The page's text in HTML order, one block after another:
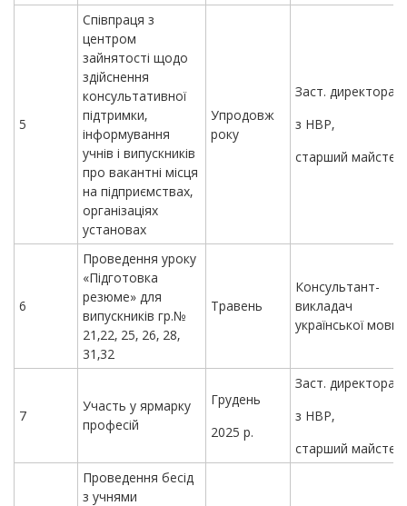
5
Співпраця з
центром
зайнятості щодо
здійснення
консультативної
підтримки,
інформування
учнів і випускників
про вакантні місця
на підприємствах,
організаціях
установах
Упродовж
року
Заст. директора
з НВР,
старший майстер
6
Проведення уроку
«Підготовка
резюме» для
випускників гр.№
21,22, 25, 26, 28,
31,32
Травень
Консультант-
викладач
української мови
7
Участь у ярмарку
професій
Грудень
2025 р.
Заст. директора
з НВР,
старший майстер
Проведення бесід
з учнями